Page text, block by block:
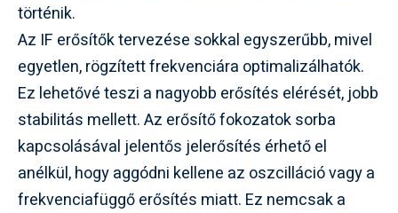
történik.
Az IF erősítők tervezése sokkal egyszerűbb, mivel
egyetlen, rögzített frekvenciára optimalizálhatók.
Ez lehetővé teszi a nagyobb erősítés elérését, jobb
stabilitás mellett. Az erősítő fokozatok sorba
kapcsolásával jelentős jelerősítés érhető el
anélkül, hogy aggódni kellene az oszcilláció vagy a
frekvenciafüggő erősítés miatt. Ez nemcsak a